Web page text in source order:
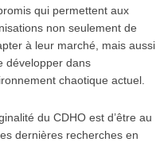
qui permettent aux
non seulement de
à leur marché, mais aussi
développer dans
chaotique actuel.
du CDHO est d’être au
dernières recherches en